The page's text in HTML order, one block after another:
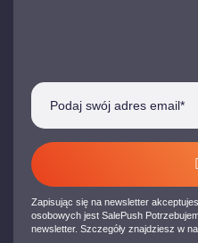
Zapisując się na newsletter
osobowych jest SalePush
newsletter. Szczegóły znajdziesz w